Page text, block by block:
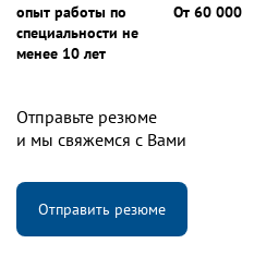
опыт работы по
специальности не
менее 10 лет
От 60 000
Отправьте резюме
и мы свяжемся с Вами
Отправить резюме